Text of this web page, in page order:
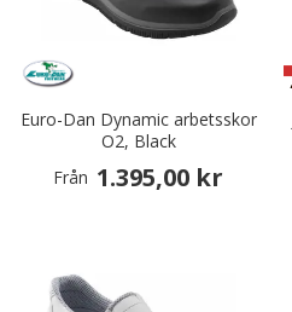
Euro-Dan Dynamic arbetsskor
O2, Black
Från 1.395,00 kr